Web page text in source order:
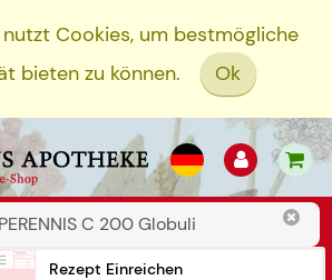
Cookies, um bestmögliche
bieten zu können.
Ok
Rezept Einreichen